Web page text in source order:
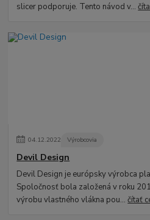
slicer podporuje. Tento návod v...
04.12.2022 Výrobcovia
Devil Design
Devil Design je európsky výrobca
Spoločnosť bola založená v roku
výrobu vlastného vlákna pou...čítať